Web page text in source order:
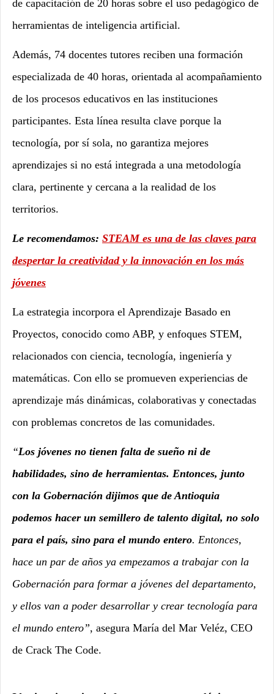
de capacitación de 20 horas sobre el uso pedagógico de
herramientas de inteligencia artificial.
Además, 74 docentes tutores reciben una formación
especializada de 40 horas, orientada al acompañamiento
de los procesos educativos en las instituciones
participantes. Esta línea resulta clave porque la
tecnología, por sí sola, no garantiza mejores
aprendizajes si no está integrada a una metodología
clara, pertinente y cercana a la realidad de los
territorios.
Le recomendamos: STEAM es una de las claves para
despertar la creatividad y la innovación en los más
jóvenes
La estrategia incorpora el Aprendizaje Basado en
Proyectos, conocido como ABP, y enfoques STEM,
relacionados con ciencia, tecnología, ingeniería y
matemáticas. Con ello se promueven experiencias de
aprendizaje más dinámicas, colaborativas y conectadas
con problemas concretos de las comunidades.
“Los jóvenes no tienen falta de sueño ni de
habilidades, sino de herramientas. Entonces, junto
con la Gobernación dijimos que de Antioquia
podemos hacer un semillero de talento digital, no solo
para el país, sino para el mundo entero. Entonces,
hace un par de años ya empezamos a trabajar con la
Gobernación para formar a jóvenes del departamento,
y ellos van a poder desarrollar y crear tecnología para
el mundo entero”, asegura María del Mar Veléz, CEO
de Crack The Code.